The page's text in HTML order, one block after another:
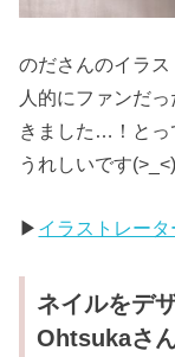
のださんのイラ
人的にファンだ
きました…！とっ
うれしいです(>_<)
▶︎ イラストレー
ネイルをデ
Ohtsukaさ